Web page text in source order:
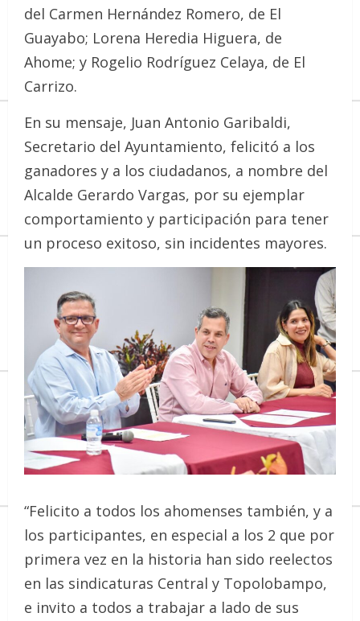
del Carmen Hernández Romero, de El
Guayabo; Lorena Heredia Higuera, de
Ahome; y Rogelio Rodríguez Celaya, de El
Carrizo.
En su mensaje, Juan Antonio Garibaldi,
Secretario del Ayuntamiento, felicitó a los
ganadores y a los ciudadanos, a nombre del
Alcalde Gerardo Vargas, por su ejemplar
comportamiento y participación para tener
un proceso exitoso, sin incidentes mayores.
“Felicito a todos los ahomenses también, y a
los participantes, en especial a los 2 que por
primera vez en la historia han sido reelectos
en las sindicaturas Central y Topolobampo,
e invito a todos a trabajar a lado de sus